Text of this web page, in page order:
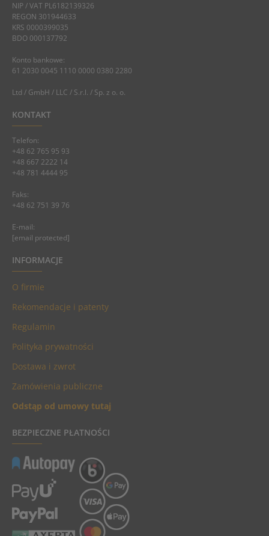
NIP / VAT PL6182139326
REGON 301944633
KRS 0000399035
BDO 000137792
Konto bankowe:
61 2030 0045 1110 0000 0380 2280
Ltd / GmbH / LLC / S.r.l. / Sp. z o. o.
KONTAKT
Telefon:
+48 62 765 95 93
+48 667 2222 14
+48 781 4444 95
Faks:
+48 62 751 39 76
E-mail:
[email protected]
INFORMACJE
O firmie
Rekomendacje i patenty
Regulamin
Polityka prywatności
Dostawa i zwrot
Zamówienia publiczne
Odstąp od umowy tutaj
BEZPIECZNE PŁATNOŚCI